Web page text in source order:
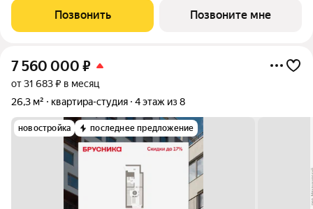
двором-садом с детскими и спортивными площадками.
Территория у комплекса будет
Позвонить Позвоните мне
7 560 000 ₽
от 31 683 ₽ в месяц
26,3 м²
квартира-студия 4 этаж из 8
новостройка последнее предложение